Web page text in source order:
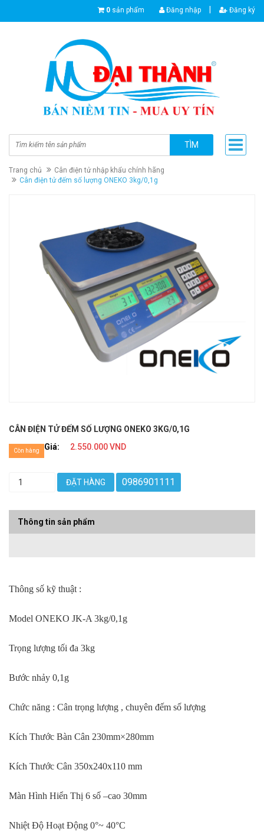
0 sản phẩm Đăng nhập Đăng ký
TÌM
Trang chủ
Cân điện tử nhập khẩu chính hãng
Cân điện tử đếm số lượng ONEKO 3kg/0,1g
CÂN ĐIỆN TỬ ĐẾM SỐ LƯỢNG ONEKO 3KG/0,1G
Giá:
2.550.000 VND
Còn hàng
ĐẶT HÀNG 0986901111
Thông tin sản phẩm
Thông số kỹ thuật :
Model ONEKO JK-A 3kg/0,1g
Trọng lượng tối đa 3kg
Bước nhảy 0,1g
Chức năng : Cân trọng lượng , chuyên đếm số lượng
Kích Thước Bàn Cân 230mm×280mm
Kích Thước Cân 350x240x110 mm
Màn Hình Hiển Thị 6 số –cao 30mm
Nhiệt Độ Hoạt Động 0°~ 40°C